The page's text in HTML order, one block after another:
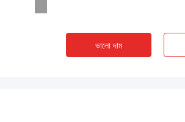
ভালো দাম